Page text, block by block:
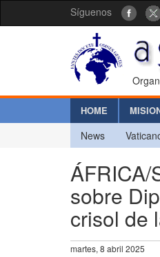
Síguenos
HOME
News
ÁFRICA/
sobre
crisol de
martes, 8 abril 2025